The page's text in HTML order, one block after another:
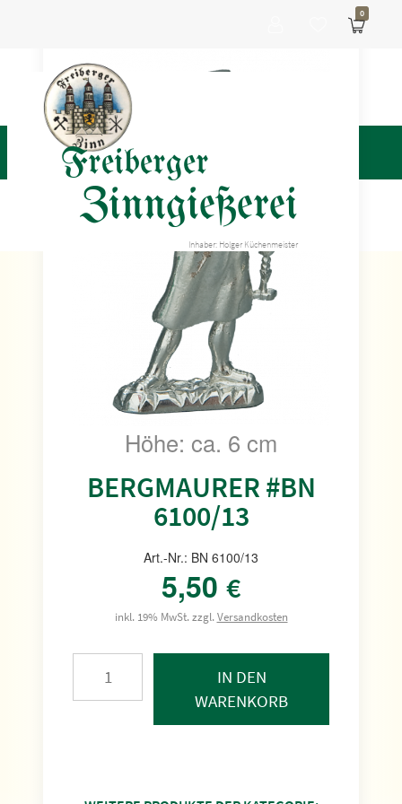
Freiberger
Zinngießerei
Inhaber: Holger Küchenmeister
0
Höhe: ca. 6 cm
BERGMAURER #BN
6100/13
Art.-Nr.: BN 6100/13
5,50 €
inkl. 19% MwSt. zzgl.Versandkosten
IN DEN
WARENKORB